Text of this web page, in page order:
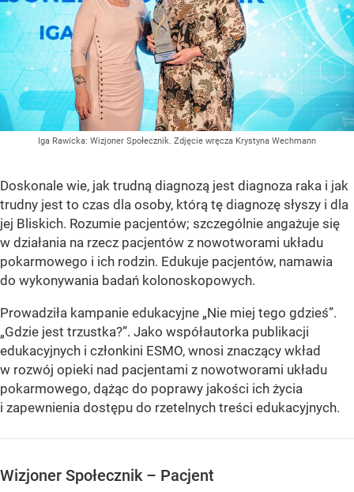
Iga Rawicka: Wizjoner Społecznik. Zdjęcie wręcza Krystyna Wechmann
Doskonale wie, jak trudną diagnozą jest diagnoza raka i jak
trudny jest to czas dla osoby, którą tę diagnozę słyszy i dla
jej Bliskich. Rozumie pacjentów; szczególnie angażuje się
w działania na rzecz pacjentów z nowotworami układu
pokarmowego i ich rodzin. Edukuje pacjentów, namawia
do wykonywania badań kolonoskopowych.
Prowadziła kampanie edukacyjne „Nie miej tego gdzieś”.
„Gdzie jest trzustka?”. Jako współautorka publikacji
edukacyjnych i członkini ESMO, wnosi znaczący wkład
w rozwój opieki nad pacjentami z nowotworami układu
pokarmowego, dążąc do poprawy jakości ich życia
i zapewnienia dostępu do rzetelnych treści edukacyjnych.
Wizjoner Społecznik – Pacjent